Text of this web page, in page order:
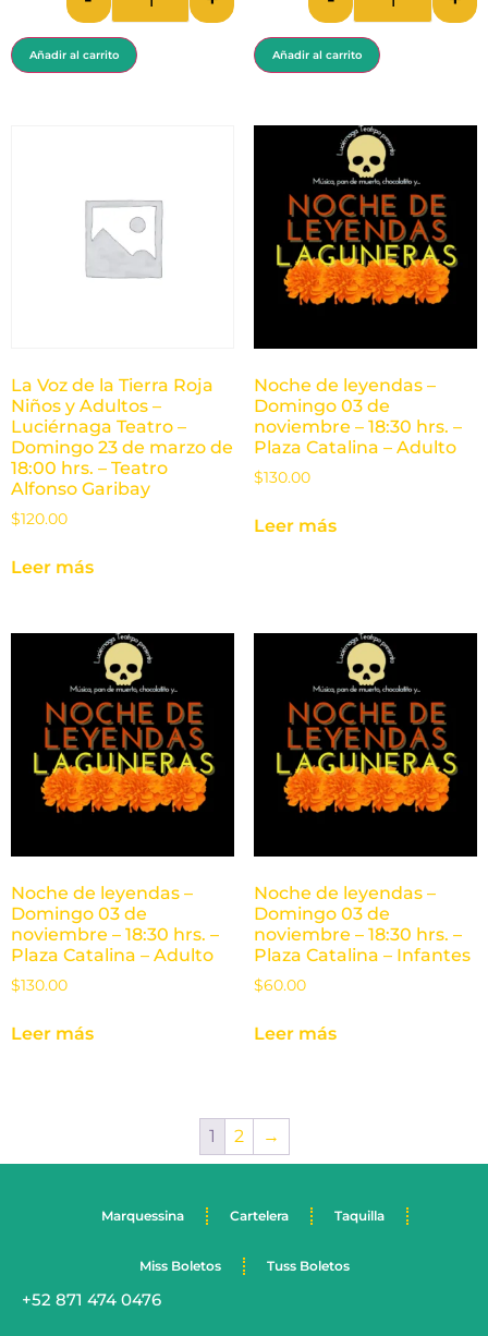
Añadir al carrito Añadir al carrito
La Voz de la Tierra Roja
Niños y Adultos –
Luciérnaga Teatro –
Domingo 23 de marzo de
18:00 hrs. – Teatro
Alfonso Garibay
$120.00
Leer más
Noche de leyendas –
Domingo 03 de
noviembre – 18:30 hrs. –
Plaza Catalina – Adulto
$130.00
Leer más
Noche de leyendas –
Domingo 03 de
noviembre – 18:30 hrs. –
Plaza Catalina – Adulto
$130.00
Leer más
Noche de leyendas –
Domingo 03 de
noviembre – 18:30 hrs. –
Plaza Catalina – Infantes
$60.00
Leer más
1 2 →
Marquessina Cartelera Taquilla
Miss Boletos Tuss Boletos
+52 871 474 0476